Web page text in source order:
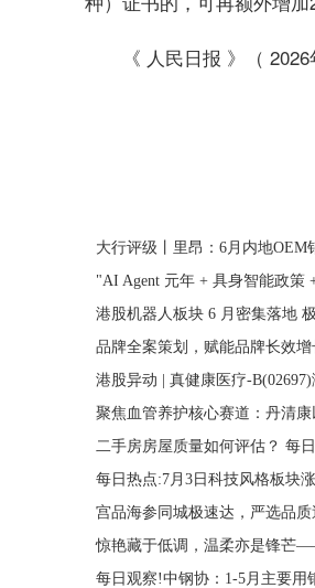
《 人民日报 》（
大行评级丨里昂：6月内地
"AI Agent 元年 + 具身智能政策
港股机器人板块 6 月密集落地
品牌全案策划，赋能品牌长效增
聚焦血管养护核心赛道：丹清
二手房房屋质量如何评估？ 每
每日热点:7月3日科技风格板块
宫品海参同城极速达，严选品质
惊艳藏于低调，温柔亦是锋芒
每日观察!中钢协：1-5月主要用